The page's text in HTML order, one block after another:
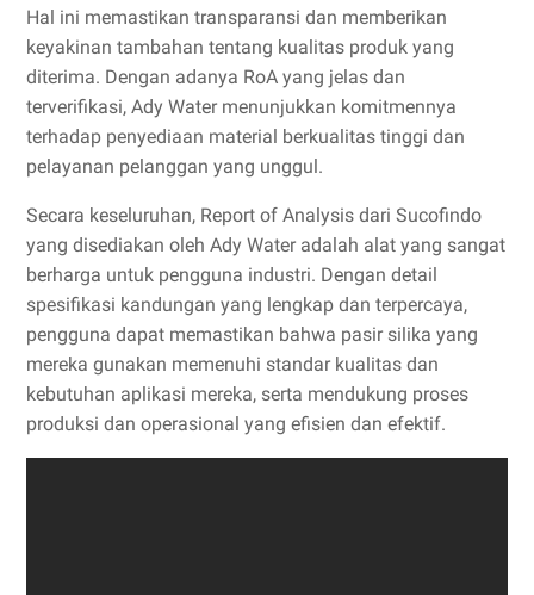
Hal ini memastikan transparansi dan memberikan
keyakinan tambahan tentang kualitas produk yang
diterima. Dengan adanya RoA yang jelas dan
terverifikasi, Ady Water menunjukkan komitmennya
terhadap penyediaan material berkualitas tinggi dan
pelayanan pelanggan yang unggul.
Secara keseluruhan, Report of Analysis dari Sucofindo
yang disediakan oleh Ady Water adalah alat yang sangat
berharga untuk pengguna industri. Dengan detail
spesifikasi kandungan yang lengkap dan terpercaya,
pengguna dapat memastikan bahwa pasir silika yang
mereka gunakan memenuhi standar kualitas dan
kebutuhan aplikasi mereka, serta mendukung proses
produksi dan operasional yang efisien dan efektif.